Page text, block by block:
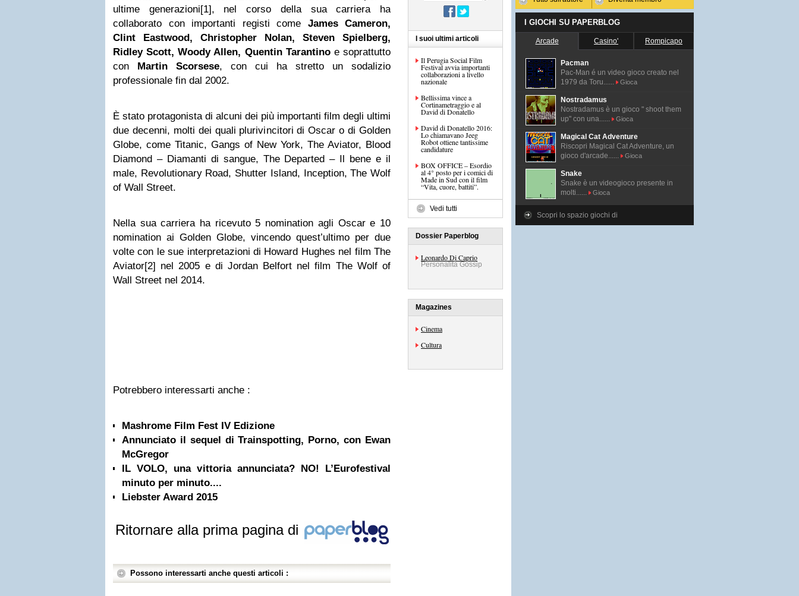
ultime generazioni[1], nel corso della sua carriera ha
collaborato con importanti registi come James Cameron,
Clint Eastwood, Christopher Nolan, Steven Spielberg,
Ridley Scott, Woody Allen, Quentin Tarantinoe soprattutto
con Martin Scorsese, con cui ha stretto un sodalizio
professionale fin dal 2002.
È stato protagonista di alcuni dei più importanti film degli ultimi
due decenni, molti dei quali plurivincitori di Oscar o di Golden
Globe, come Titanic, Gangs of New York, The Aviator, Blood
Diamond – Diamanti di sangue, The Departed – Il bene e il
male, Revolutionary Road, Shutter Island, Inception, The Wolf
of Wall Street.
Nella sua carriera ha ricevuto 5 nomination agli Oscar e 10
nomination ai Golden Globe, vincendo quest’ultimo per due
volte con le sue interpretazioni di Howard Hughes nel film The
Aviator[2] nel 2005 e di Jordan Belfort nel film The Wolf of
Wall Street nel 2014.
Potrebbero interessarti anche :
Mashrome Film Fest IV Edizione
Annunciato il sequel di Trainspotting, Porno, con Ewan
McGregor
IL VOLO, una vittoria annunciata? NO! L’Eurofestival
minuto per minuto....
Liebster Award 2015
Ritornare alla prima pagina di
Possono interessarti anche questi articoli :
I suoi ultimi articoli
Il Perugia Social Film
Festival avvia importanti
collaborazioni a livello
nazionale
Bellissima vince a
Cortinametraggio e al
David di Donatello
David di Donatello 2016:
Lo chiamavano Jeeg
Robot ottiene tantissime
candidature
BOX OFFICE – Esordio
al 4° posto per i comici di
Made in Sud con il film
“Vita, cuore, battiti”.
Vedi tutti
Dossier Paperblog
Leonardo Di Caprio
Personalità Gossip
Magazines
Cinema
Cultura
I GIOCHI SU PAPERBLOG
Arcade Casino' Rompicapo
Pacman
Pac-Man é un video gioco creato nel
1979 da Toru......
Gioca
Nostradamus
Nostradamus è un gioco " shoot them
up" con una......
Gioca
Magical Cat Adventure
Riscopri Magical Cat Adventure, un
gioco d'arcade......
Gioca
Snake
Snake è un videogioco presente in
molti......
Gioca
Scopri lo spazio giochi di